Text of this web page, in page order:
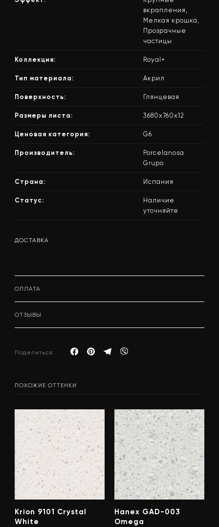
Цена за лист
вкрапления,
Мелкая крошка,
Прозрачные
частицы
Коллекция: Royal+
Тип материала: Акрил
Поверхность: Глянцевая
Размеры листа: 3680x760x12
Ценовая категория: G6
Производитель:
Porcelanosa
Grupo
Страна: Испания
Статус:
Наличие
уточняйте
ДОСТАВКА
ОПЛАТА
ОТЗЫВЫ
Поделиться:
ПОХОЖИЕ ОТТЕНКИ
Krion 9101 Crystal
White
Hanex GAD-003
Omega